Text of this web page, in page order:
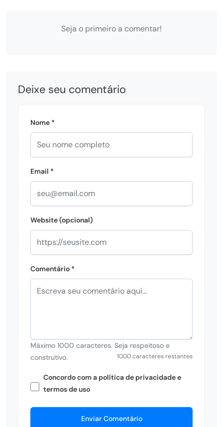
Seja o primeiro a comentar!
Deixe seu comentário
Nome *
Email *
Website (opcional)
Comentário *
Máximo 1000 caracteres. Seja respeitoso e
construtivo.
1000 caracteres restantes
Concordo com a política de privacidade e
termos de uso
Enviar Comentário